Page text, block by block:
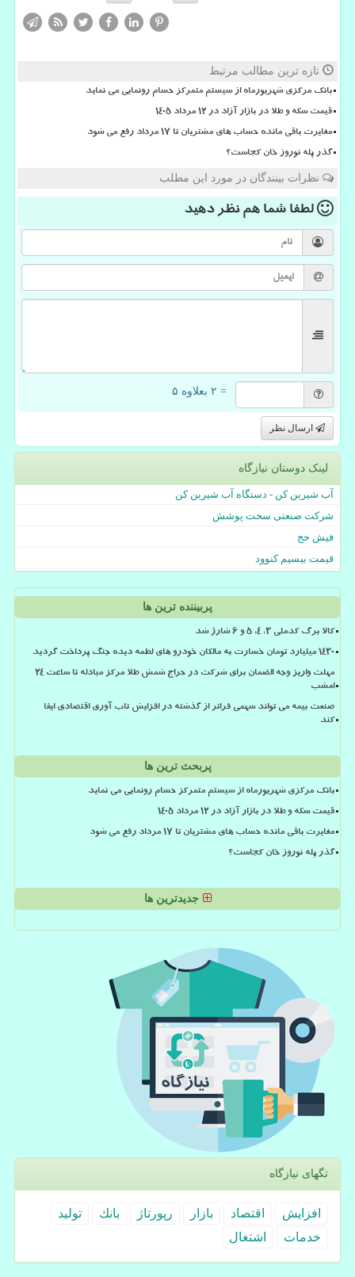
تازه ترین مطالب مرتبط
بانک مرکزی شهریورماه از سیستم متمرکز حسام رونمایی می نماید
قیمت سکه و طلا در بازار آزاد در ۱۲ مرداد ۱۴۰۵
مغایرت باقی مانده حساب های مشتریان تا 17 مرداد رفع می شود
گذر پله نوروز خان کجاست؟
نظرات بینندگان در مورد این مطلب
لطفا شما همنظر دهید
= ۲ بعلاوه ۵
ارسال نظر
لینک دوستان نیازگاه
آب شیرین کن - دستگاه آب شیرین کن
شرکت صنعتی سخت پوشش
فیش حج
قیمت بیسیم کنوود
پربیننده ترین ها
کالا برگ کدملی 3، 4، 5 و 6 شارژ شد
۱۴۳۰ میلیارد تومان خسارت به مالکان خودرو های لطمه دیده جنگ پرداخت گردید
مهلت واریز وجه الضمان برای شرکت در حراج شمش طلا مرکز مبادله تا ساعت ۲۴
امشب
صنعت بیمه می تواند سهمی فراتر از گذشته در افزایش تاب آوری اقتصادی ایفا
کند
پربحث ترین ها
بانک مرکزی شهریورماه از سیستم متمرکز حسام رونمایی می نماید
قیمت سکه و طلا در بازار آزاد در ۱۲ مرداد ۱۴۰۵
مغایرت باقی مانده حساب های مشتریان تا 17 مرداد رفع می شود
گذر پله نوروز خان کجاست؟
جدیدترین ها
تگهای نیازگاه
افزایش اقتصاد بازار رپورتاژ بانك
تولید
خدمات
اشتغال